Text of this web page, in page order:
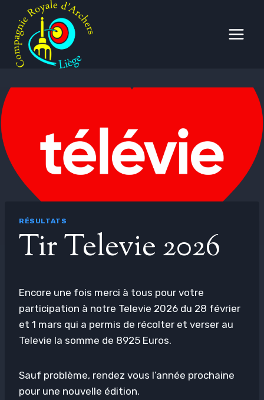
contenu
RÉSULTATS
Tir Televie 2026
Encore une fois merci à tous pour votre
participation à notre Televie 2026 du 28 février
et 1 mars qui a permis de récolter et verser au
Televie la somme de 8925 Euros.
Sauf problème, rendez vous l’année prochaine
pour une nouvelle édition.